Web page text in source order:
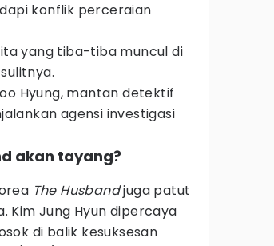
konflik perceraian
yang tiba-tiba muncul di
Hyung, mantan detektif
agensi investigasi
akan tayang?
The Husbandjuga patut
Kim Jung Hyun dipercaya
di balik kesuksesan